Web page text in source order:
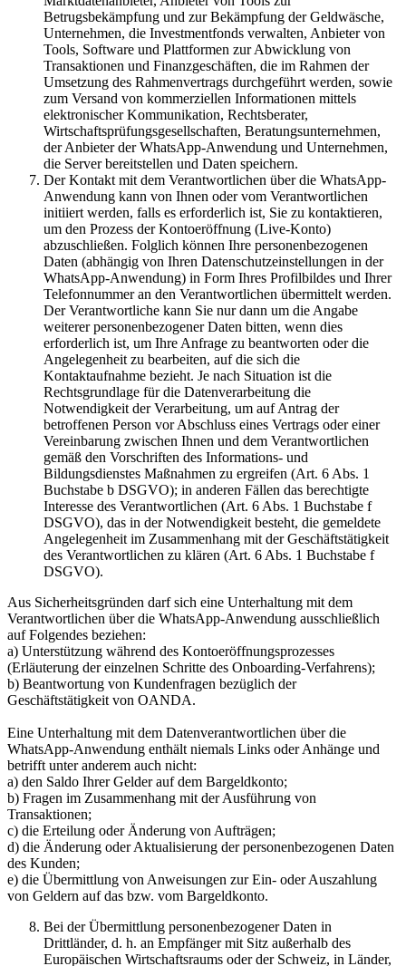
Betrugsbekämpfung und zur Bekämpfung der Geldwäsche,
Unternehmen, die Investmentfonds verwalten, Anbieter von
Tools, Software und Plattformen zur Abwicklung von
Transaktionen und Finanzgeschäften, die im Rahmen der
Umsetzung des Rahmenvertrags durchgeführt werden, sowie
zum Versand von kommerziellen Informationen mittels
elektronischer Kommunikation, Rechtsberater,
Wirtschaftsprüfungsgesellschaften, Beratungsunternehmen,
der Anbieter der WhatsApp-Anwendung und Unternehmen,
die Server bereitstellen und Daten speichern.
Der Kontakt mit dem Verantwortlichen über die WhatsApp-
Anwendung kann von Ihnen oder vom Verantwortlichen
initiiert werden, falls es erforderlich ist, Sie zu kontaktieren,
um den Prozess der Kontoeröffnung (Live-Konto)
abzuschließen. Folglich können Ihre personenbezogenen
Daten (abhängig von Ihren Datenschutzeinstellungen in der
WhatsApp-Anwendung) in Form Ihres Profilbildes und Ihrer
Telefonnummer an den Verantwortlichen übermittelt werden.
Der Verantwortliche kann Sie nur dann um die Angabe
weiterer personenbezogener Daten bitten, wenn dies
erforderlich ist, um Ihre Anfrage zu beantworten oder die
Angelegenheit zu bearbeiten, auf die sich die
Kontaktaufnahme bezieht. Je nach Situation ist die
Rechtsgrundlage für die Datenverarbeitung die
Notwendigkeit der Verarbeitung, um auf Antrag der
betroffenen Person vor Abschluss eines Vertrags oder einer
Vereinbarung zwischen Ihnen und dem Verantwortlichen
gemäß den Vorschriften des Informations- und
Bildungsdienstes Maßnahmen zu ergreifen (Art. 6 Abs. 1
Buchstabe b DSGVO); in anderen Fällen das berechtigte
Interesse des Verantwortlichen (Art. 6 Abs. 1 Buchstabe f
DSGVO), das in der Notwendigkeit besteht, die gemeldete
Angelegenheit im Zusammenhang mit der Geschäftstätigkeit
des Verantwortlichen zu klären (Art. 6 Abs. 1 Buchstabe f
DSGVO).
Aus Sicherheitsgründen darf sich eine Unterhaltung mit dem
Verantwortlichen über die WhatsApp-Anwendung ausschließlich
auf Folgendes beziehen:
a) Unterstützung während des Kontoeröffnungsprozesses
(Erläuterung der einzelnen Schritte des Onboarding-Verfahrens);
b) Beantwortung von Kundenfragen bezüglich der
Geschäftstätigkeit von OANDA.
Eine Unterhaltung mit dem Datenverantwortlichen über die
WhatsApp-Anwendung enthält niemals Links oder Anhänge und
betrifft unter anderem auch nicht:
a) den Saldo Ihrer Gelder auf dem Bargeldkonto;
b) Fragen im Zusammenhang mit der Ausführung von
Transaktionen;
c) die Erteilung oder Änderung von Aufträgen;
d) die Änderung oder Aktualisierung der personenbezogenen Daten
des Kunden;
e) die Übermittlung von Anweisungen zur Ein- oder Auszahlung
von Geldern auf das bzw. vom Bargeldkonto.
Bei der Übermittlung personenbezogener Daten in
Drittländer, d. h. an Empfänger mit Sitz außerhalb des
Europäischen Wirtschaftsraums oder der Schweiz, in Länder,